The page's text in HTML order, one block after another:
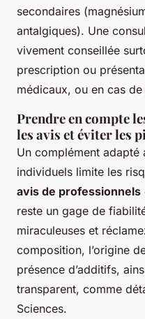
secondaires
antalgiques). Une
vivement conseillée
prescription ou
médicaux, ou en cas
Prendre en compte
les avis et éviter les
Un complément adapté
individuels limite les
avis de professionnels
reste un gage de
miraculeuses et
composition, l’origine
présence d’additifs,
transparent, comme
Sciences.